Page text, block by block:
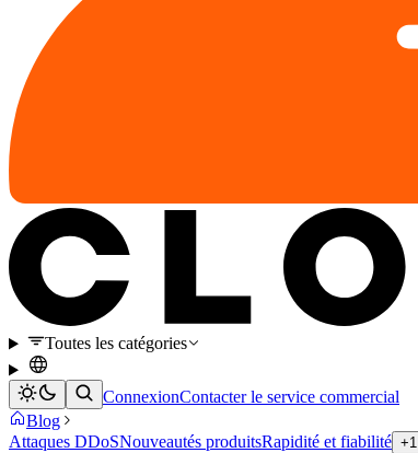
Toutes les catégories
ConnexionContacter le service commercial
Blog
Attaques DDoSNouveautés produitsRapidité et fiabilité +1